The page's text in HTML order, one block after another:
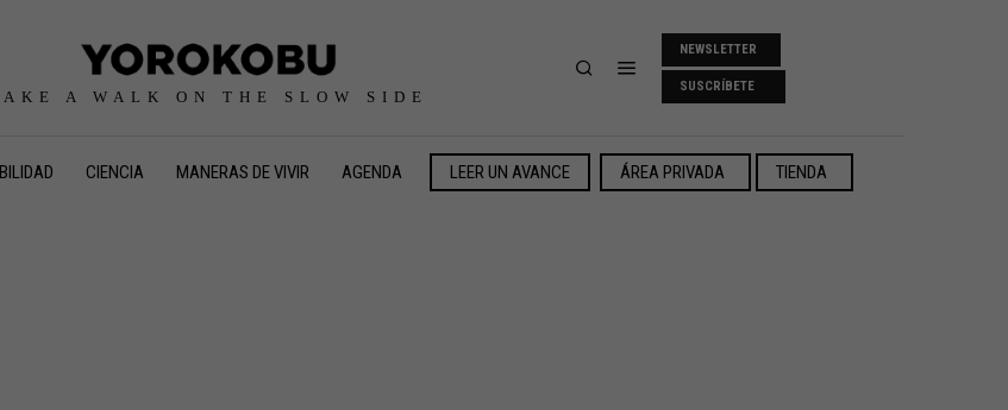
A WALK ON THE SLOW SIDE
NEWSLETTER
SUSCRÍBETE
CIENCIA MANERAS DE VIVIR AGENDA LEER UN AVANCE ÁREA PRIVADA TIENDA